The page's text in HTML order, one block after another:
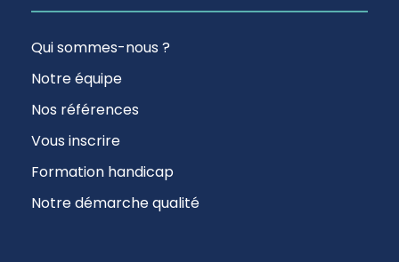
Qui sommes-nous ?
Notre équipe
Nos références
Vous inscrire
Formation handicap
Notre démarche qualité